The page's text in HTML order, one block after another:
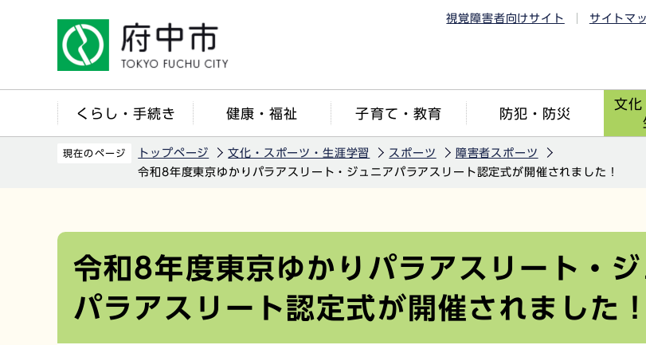
視覚障害者向けサイト サイトマ
くらし・手続き 健康・福祉 子育て・教育 防犯・防災
文化
現在のページ トップページ 文化・スポーツ・生涯学習 スポーツ
障害者スポーツ
令和8年度東京ゆかりパラアスリート・ジュニアパラアスリート認定式が開催されました！
令和8年度東京ゆかりパラアスリート・ジ
パラアスリート認定式が開催されました！